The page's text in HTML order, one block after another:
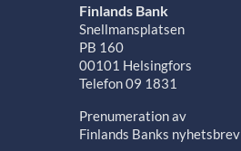
Finlands Bank
Snellmansplatsen
PB 160
00101 Helsingfors
Telefon 09 1831
Prenumeration av
Finlands Banks nyhetsbrev